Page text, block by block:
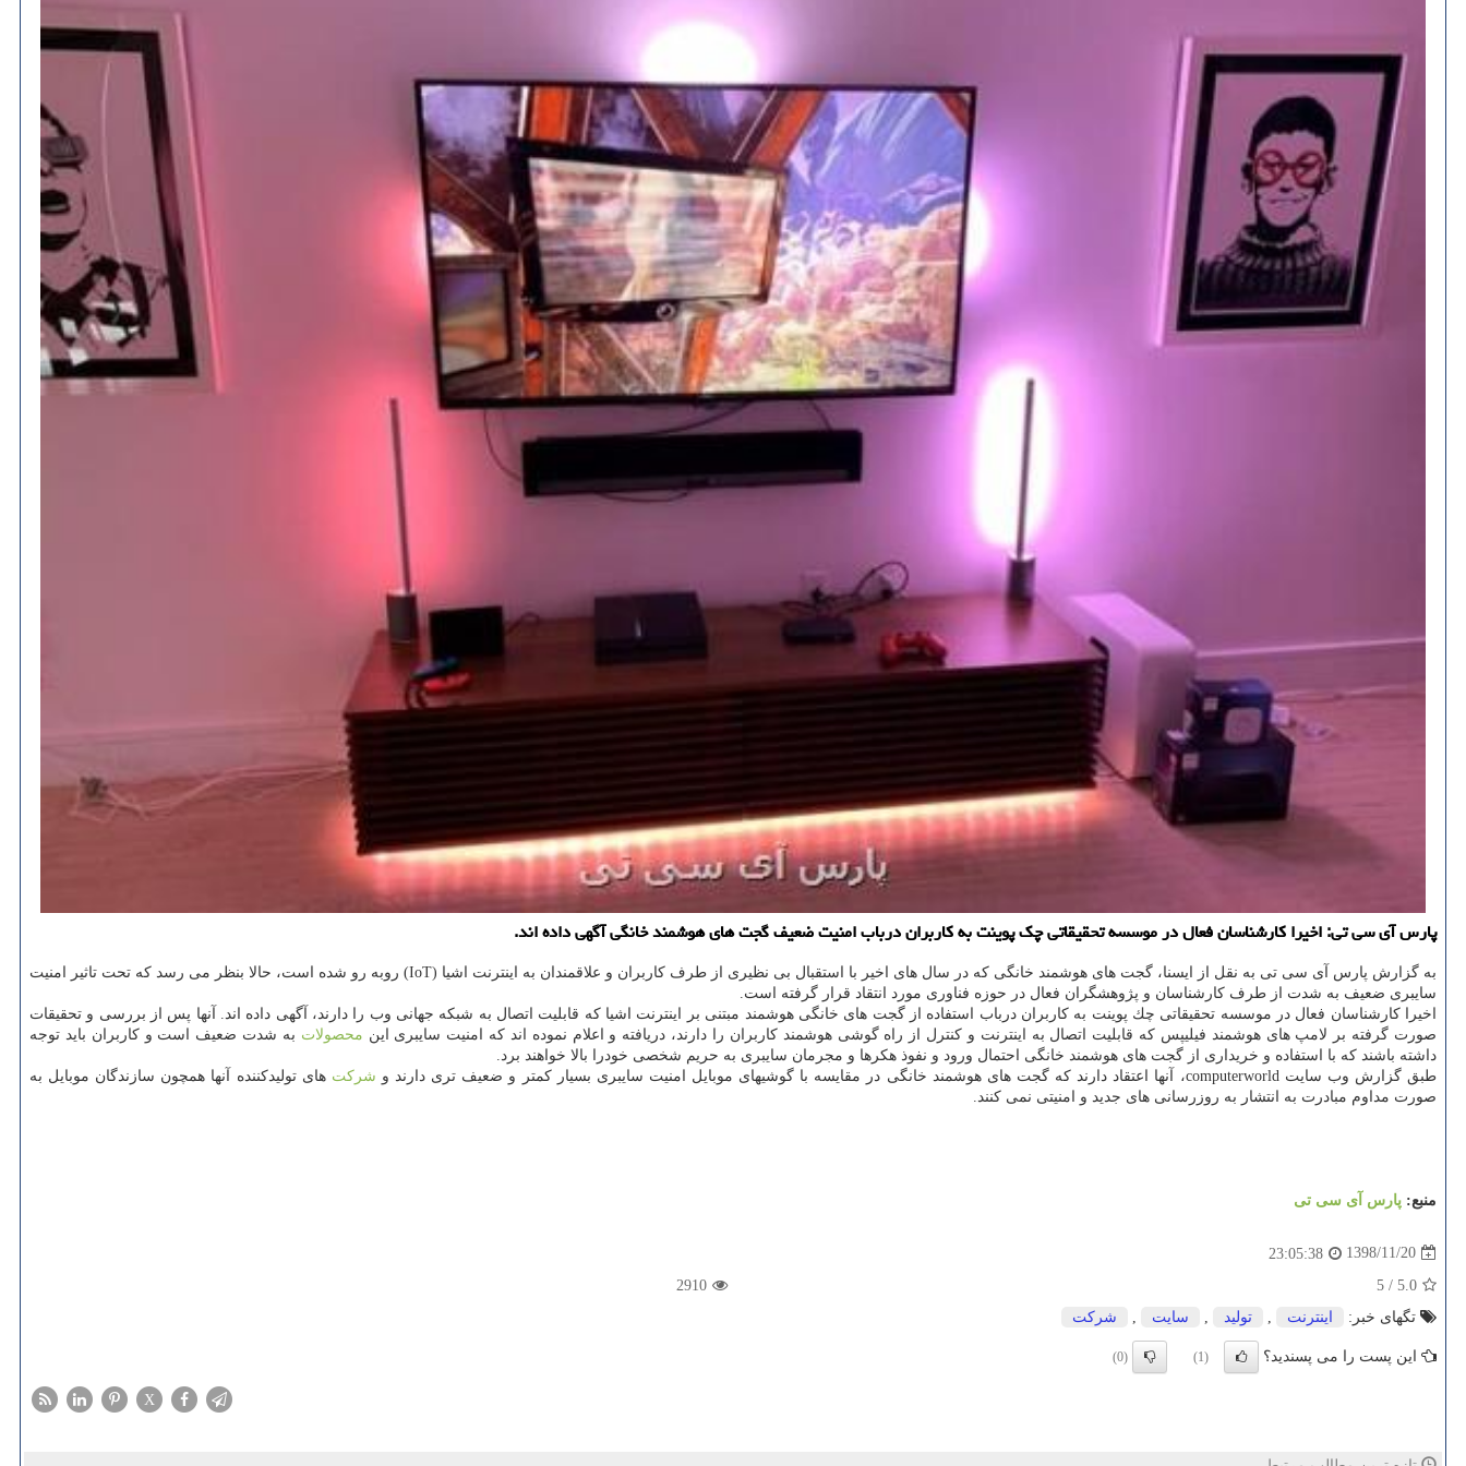
پارس آی سی تی: اخیرا كارشناسان فعال در موسسه تحقیقاتی چك پوینت به كاربران درباب امنیت ضعیف گجت های هوشمند خانگی آگهی داده اند.
به گزارش پارس آی سی تی به نقل از ایسنا، گجت های هوشمند خانگی كه در سال های اخیر با استقبال بی نظیری از طرف كاربران و علاقمندان به اینترنت اشیا (IoT) روبه رو شده است، حالا بنظر می رسد كه تحت تاثیر امنیت
سایبری ضعیف به شدت از طرف كارشناسان و پژوهشگران فعال در حوزه فناوری مورد انتقاد قرار گرفته است.
اخیرا كارشناسان فعال در موسسه تحقیقاتی چك پوینت به كاربران درباب استفاده از گجت های خانگی هوشمند مبتنی بر اینترنت اشیا كه قابلیت اتصال به شبكه جهانی وب را دارند، آگهی داده اند. آنها پس از بررسی و تحقیقات
صورت گرفته بر لامپ های هوشمند فیلیپس كه قابلیت اتصال به اینترنت و كنترل از راه گوشی هوشمند كاربران را دارند، دریافته و اعلام نموده اند كه امنیت سایبری این محصولات به شدت ضعیف است و كاربران باید توجه
داشته باشند كه با استفاده و خریداری از گجت های هوشمند خانگی احتمال ورود و نفوذ هكرها و مجرمان سایبری به حریم شخصی خودرا بالا خواهند برد.
طبق گزارش وب سایت computerworld، آنها اعتقاد دارند كه گجت های هوشمند خانگی در مقایسه با گوشیهای موبایل امنیت سایبری بسیار كمتر و ضعیف تری دارند و
شركت های تولیدكننده آنها همچون سازندگان موبایل به
صورت مداوم مبادرت به انتشار به روزرسانی های جدید و امنیتی نمی كنند.
منبع: پارس آی سی تی
1398/11/20
23:05:38
5.0
/
5
2910
تگهای خبر:
اینترنت تولید سایت شركت
این پست را می پسندید؟ (1)
(0)
X